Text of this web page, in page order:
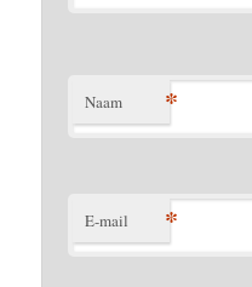
Naam *
E-mail *